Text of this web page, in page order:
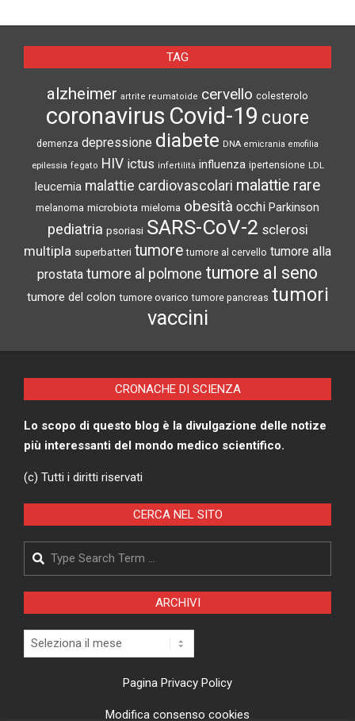
TAG
alzheimer artrite reumatoide cervello colesterolo
coronavirus Covid-19 cuore
demenza depressione diabete DNA emicrania emofilia
epilessia fegato HIV ictus infertilità influenza ipertensione LDL
leucemia malattie cardiovascolari malattie rare
melanoma microbiota mieloma obesità occhi Parkinson
pediatria psoriasi SARS-CoV-2 sclerosi
multipla superbatteri tumore tumore al cervello tumore alla
prostata tumore al polmone tumore al seno
tumore del colon tumore ovarico tumore pancreas tumori
vaccini
CRONACHE DI SCIENZA
Lo scopo di questo blog è la divulgazione delle notize
più interessanti del mondo medico scientifico.
(c) Tutti i diritti riservati
CERCA NEL SITO
ARCHIVI
Archivi
Pagina Privacy Policy
Modifica consenso cookies